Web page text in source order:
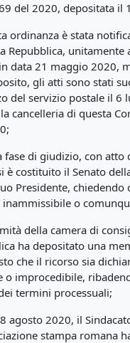
del 2020, depositata il
ordinanza è stata
Repubblica, unitamente
data 21 maggio 2020,
gli atti sono stati
del servizio postale il 6
cancelleria di questa
fase di giudizio, con atto
è costituito il Senato
Presidente,
o
della camera di
ha depositato una
che il ricorso sia
o improcedibile,
termini processuali;
agosto 2020, il
stampa romana